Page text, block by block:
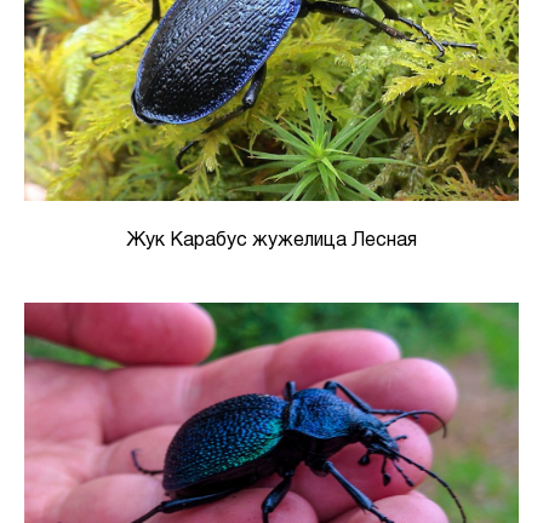
Жук Карабус жужелица Лесная